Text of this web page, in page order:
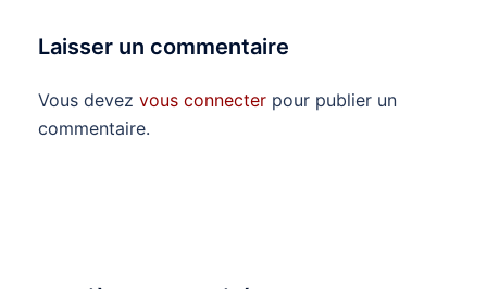
Laisser un commentaire
Vous devez vous connecter pour publier un
commentaire.